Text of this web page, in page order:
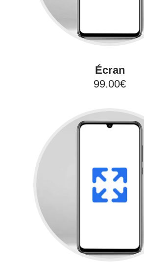
Écran
99.00€